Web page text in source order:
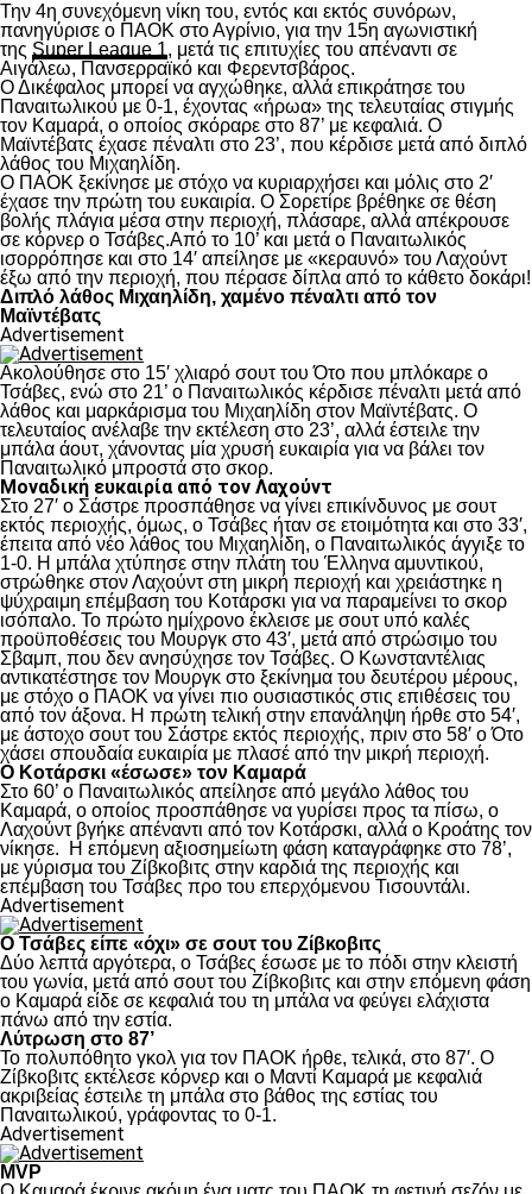
Την 4η συνεχόμενη νίκη του, εντός και εκτός συνόρων,
πανηγύρισε ο ΠΑΟΚ στο Αγρίνιο, για την 15η αγωνιστική
της Super League 1, μετά τις επιτυχίες του απέναντι σε
Αιγάλεω, Πανσερραϊκό και Φερεντσβάρος.
Ο Δικέφαλος μπορεί να αγχώθηκε, αλλά επικράτησε του
Παναιτωλικού με 0-1, έχοντας «ήρωα» της τελευταίας στιγμής
τον Καμαρά, ο οποίος σκόραρε στο 87’ με κεφαλιά. Ο
Μαϊντέβατς έχασε πέναλτι στο 23’, που κέρδισε μετά από διπλό
λάθος του Μιχαηλίδη.
Ο ΠΑΟΚ ξεκίνησε με στόχο να κυριαρχήσει και μόλις στο 2′
έχασε την πρώτη του ευκαιρία. Ο Σορετίρε βρέθηκε σε θέση
βολής πλάγια μέσα στην περιοχή, πλάσαρε, αλλά απέκρουσε
σε κόρνερ ο Τσάβες.Από το 10’ και μετά ο Παναιτωλικός
ισορρόπησε και στο 14′ απείλησε με «κεραυνό» του Λαχούντ
έξω από την περιοχή, που πέρασε δίπλα από το κάθετο δοκάρι!
Διπλό λάθος Μιχαηλίδη, χαμένο πέναλτι από τον
Μαϊντέβατς
Advertisement
Ακολούθησε στο 15′ χλιαρό σουτ του Ότο που μπλόκαρε ο
Τσάβες, ενώ στο 21’ ο Παναιτωλικός κέρδισε πέναλτι μετά από
λάθος και μαρκάρισμα του Μιχαηλίδη στον Μαϊντέβατς. Ο
τελευταίος ανέλαβε την εκτέλεση στο 23’, αλλά έστειλε την
μπάλα άουτ, χάνοντας μία χρυσή ευκαιρία για να βάλει τον
Παναιτωλικό μπροστά στο σκορ.
Μοναδική ευκαιρία από τον Λαχούντ
Στο 27′ ο Σάστρε προσπάθησε να γίνει επικίνδυνος με σουτ
εκτός περιοχής, όμως, ο Τσάβες ήταν σε ετοιμότητα και στο 33′,
έπειτα από νέο λάθος του Μιχαηλίδη, ο Παναιτωλικός άγγιξε το
1-0. Η μπάλα χτύπησε στην πλάτη του Έλληνα αμυντικού,
στρώθηκε στον Λαχούντ στη μικρή περιοχή και χρειάστηκε η
ψύχραιμη επέμβαση του Κοτάρσκι για να παραμείνει το σκορ
ισόπαλο. Το πρώτο ημίχρονο έκλεισε με σουτ υπό καλές
προϋποθέσεις του Μουργκ στο 43′, μετά από στρώσιμο του
Σβαμπ, που δεν ανησύχησε τον Τσάβες. Ο Κωνσταντέλιας
αντικατέστησε τον Μουργκ στο ξεκίνημα του δευτέρου μέρους,
με στόχο ο ΠΑΟΚ να γίνει πιο ουσιαστικός στις επιθέσεις του
από τον άξονα. Η πρώτη τελική στην επανάληψη ήρθε στο 54′,
με άστοχο σουτ του Σάστρε εκτός περιοχής, πριν στο 58′ ο Ότο
χάσει σπουδαία ευκαιρία με πλασέ από την μικρή περιοχή.
Ο Κοτάρσκι «έσωσε» τον Καμαρά
Στο 60’ ο Παναιτωλικός απείλησε από μεγάλο λάθος του
Καμαρά, ο οποίος προσπάθησε να γυρίσει προς τα πίσω, ο
Λαχούντ βγήκε απέναντι από τον Κοτάρσκι, αλλά ο Κροάτης τον
νίκησε. Η επόμενη αξιοσημείωτη φάση καταγράφηκε στο 78’,
με γύρισμα του Ζίβκοβιτς στην καρδιά της περιοχής και
επέμβαση του Τσάβες προ του επερχόμενου Τισουντάλι.
Advertisement
Ο Τσάβες είπε «όχι» σε σουτ του Ζίβκοβιτς
Δύο λεπτά αργότερα, ο Τσάβες έσωσε με το πόδι στην κλειστή
του γωνία, μετά από σουτ του Ζίβκοβιτς και στην επόμενη φάση
ο Καμαρά είδε σε κεφαλιά του τη μπάλα να φεύγει ελάχιστα
πάνω από την εστία.
Λύτρωση στο 87’
Το πολυπόθητο γκολ για τον ΠΑΟΚ ήρθε, τελικά, στο 87′. Ο
Ζίβκοβιτς εκτέλεσε κόρνερ και ο Μαντί Καμαρά με κεφαλιά
ακριβείας έστειλε τη μπάλα στο βάθος της εστίας του
Παναιτωλικού, γράφοντας το 0-1.
Advertisement
MVP